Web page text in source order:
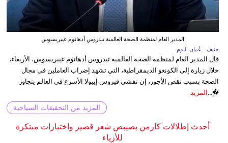
المدير العام لمنظمة الصحة العالمية تيدروس أدهانوم غيبريسوس
جنيف - عُمان اليوم
قال المدير العام لمنظمة الصحة العالمية تيدروس أدهانوم غيبريسوس، الأربعاء،
خلال زيارة إلى الكونغو الديمقراطية، التي تشهد إضراب العاملين في مجال
الصحة بسبب نقص الأجور، إن تفشي فيروس إيبولا الأسرع في العالم يتجاوز
�... المزيد
المزيد من التحقيقات السياحية
أحدث إطلالات كارمن بصيبص شعر قصير واختيارات مبتكرة
للأزياء